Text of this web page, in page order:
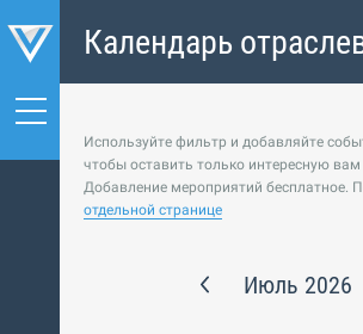
Календарь
событий
Используйте фильтр и добавляйте
чтобы оставить только интересную вам
Добавление мероприятий бесплатное.
отдельной странице
Июль 2026